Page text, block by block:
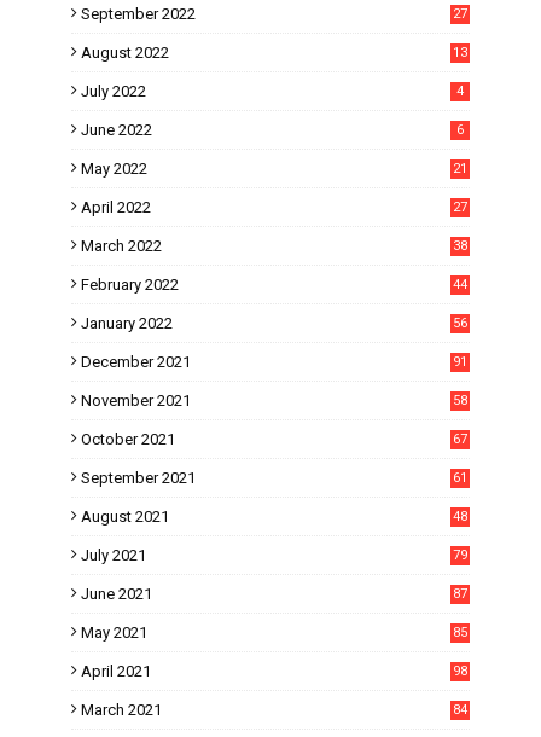
September 2022 27
August 2022 13
July 2022 4
June 2022 6
May 2022 21
April 2022 27
March 2022 38
February 2022 44
January 2022 56
December 2021 91
November 2021 58
October 2021 67
September 2021 61
August 2021 48
July 2021 79
June 2021 87
May 2021 85
April 2021 98
March 2021 84